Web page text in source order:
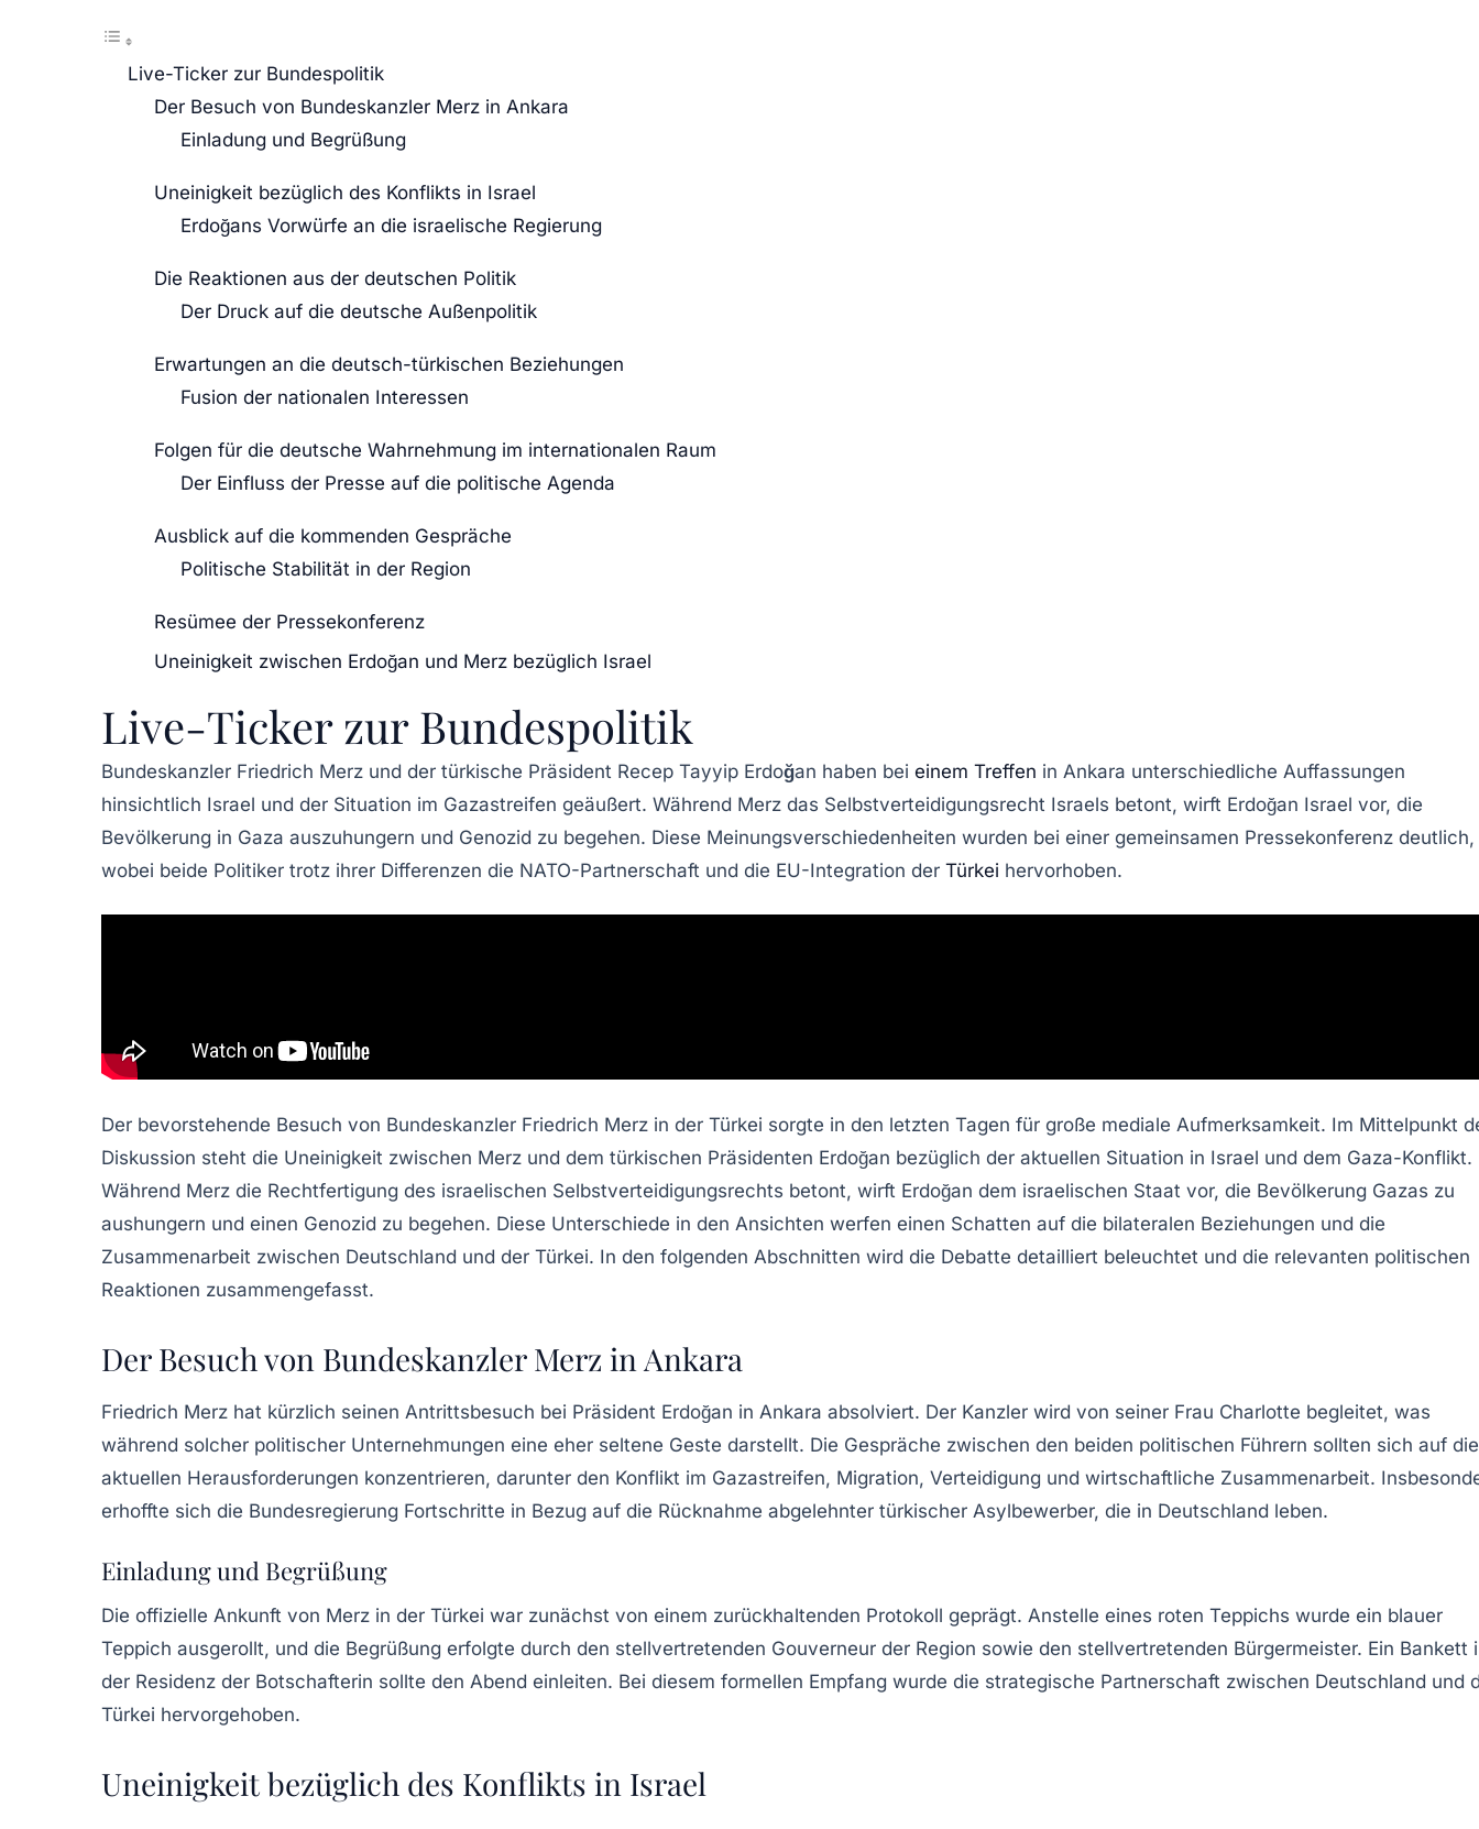
Live-Ticker zur Bundespolitik
Der Besuch von Bundeskanzler Merz in Ankara
Einladung und Begrüßung
Uneinigkeit bezüglich des Konflikts in Israel
Erdoğans Vorwürfe an die israelische Regierung
Die Reaktionen aus der deutschen Politik
Der Druck auf die deutsche Außenpolitik
Erwartungen an die deutsch-türkischen Beziehungen
Fusion der nationalen Interessen
Folgen für die deutsche Wahrnehmung im internationalen Raum
Der Einfluss der Presse auf die politische Agenda
Ausblick auf die kommenden Gespräche
Politische Stabilität in der Region
Resümee der Pressekonferenz
Uneinigkeit zwischen Erdoğan und Merz bezüglich Israel
Live-Ticker zur Bundespolitik
Bundeskanzler Friedrich Merz und der türkische Präsident Recep Tayyip Erdoğan haben bei einem Treffen in Ankara unterschiedliche Auffassungen
hinsichtlich Israel und der Situation im Gazastreifen geäußert. Während Merz das Selbstverteidigungsrecht Israels betont, wirft Erdoğan Israel vor, die
Bevölkerung in Gaza auszuhungern und Genozid zu begehen. Diese Meinungsverschiedenheiten wurden bei einer gemeinsamen Pressekonferenz deutlich,
wobei beide Politiker trotz ihrer Differenzen die NATO-Partnerschaft und die EU-Integration der Türkei hervorhoben.
Der bevorstehende Besuch von Bundeskanzler Friedrich Merz in der Türkei sorgte in den letzten Tagen für große mediale Aufmerksamkeit. Im Mittelpunkt
Diskussion steht die Uneinigkeit zwischen Merz und dem türkischen Präsidenten Erdoğan bezüglich der aktuellen Situation in Israel und dem Gaza-Konflikt.
Während Merz die Rechtfertigung des israelischen Selbstverteidigungsrechts betont, wirft Erdoğan dem israelischen Staat vor, die Bevölkerung Gazas zu
aushungern und einen Genozid zu begehen. Diese Unterschiede in den Ansichten werfen einen Schatten auf die bilateralen Beziehungen und die
Zusammenarbeit zwischen Deutschland und der Türkei. In den folgenden Abschnitten wird die Debatte detailliert beleuchtet und die relevanten politischen
Reaktionen zusammengefasst.
Der Besuch von Bundeskanzler Merz in Ankara
Friedrich Merz hat kürzlich seinen Antrittsbesuch bei Präsident Erdoğan in Ankara absolviert. Der Kanzler wird von seiner Frau Charlotte begleitet, was
während solcher politischer Unternehmungen eine eher seltene Geste darstellt. Die Gespräche zwischen den beiden politischen Führern sollten sich auf die
aktuellen Herausforderungen konzentrieren, darunter den Konflikt im Gazastreifen, Migration, Verteidigung und wirtschaftliche Zusammenarbeit.
erhoffte sich die Bundesregierung Fortschritte in Bezug auf die Rücknahme abgelehnter türkischer Asylbewerber, die in Deutschland leben.
Einladung und Begrüßung
Die offizielle Ankunft von Merz in der Türkei war zunächst von einem zurückhaltenden Protokoll geprägt. Anstelle eines roten Teppichs wurde ein blauer
Teppich ausgerollt, und die Begrüßung erfolgte durch den stellvertretenden Gouverneur der Region sowie den stellvertretenden Bürgermeister. Ein Bankett
der Residenz der Botschafterin sollte den Abend einleiten. Bei diesem formellen Empfang wurde die strategische Partnerschaft zwischen Deutschland und
Türkei hervorgehoben.
Uneinigkeit bezüglich des Konflikts in Israel